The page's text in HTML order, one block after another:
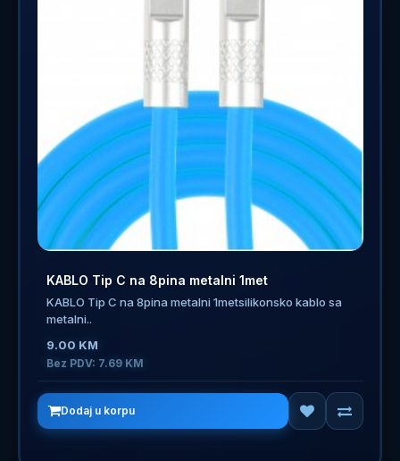
KABLO Tip C na 8pina metalni 1met
KABLO Tip C na 8pina metalni 1metsilikonsko kablo sa
metalni..
9.00 KM
Bez PDV: 7.69 KM
Dodaj u korpu